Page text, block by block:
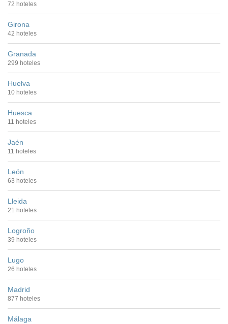
72 hoteles
Girona
42 hoteles
Granada
299 hoteles
Huelva
10 hoteles
Huesca
11 hoteles
Jaén
11 hoteles
León
63 hoteles
Lleida
21 hoteles
Logroño
39 hoteles
Lugo
26 hoteles
Madrid
877 hoteles
Málaga